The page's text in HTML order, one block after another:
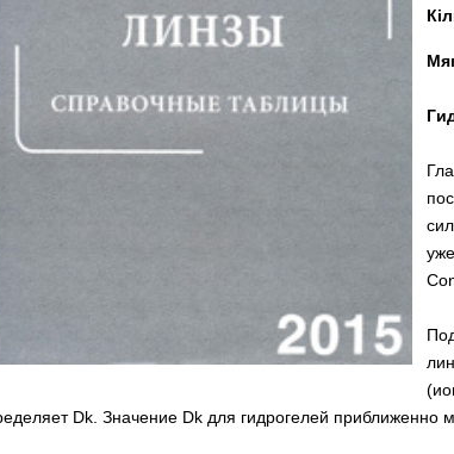
Dk. Значение Dk для гидрогелей приближенно